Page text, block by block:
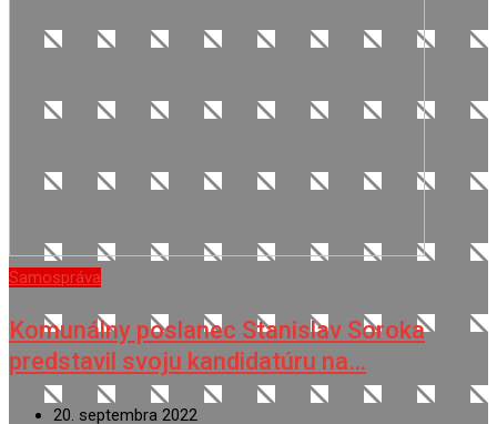
Samospráva
Komunálny poslanec Stanislav Soroka
predstavil svoju kandidatúru na…
20. septembra 2022